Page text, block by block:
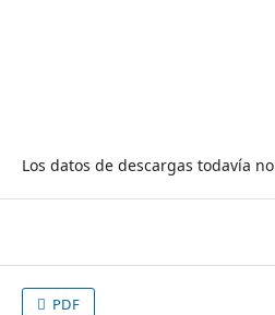
Los datos de descargas todavía
PDF